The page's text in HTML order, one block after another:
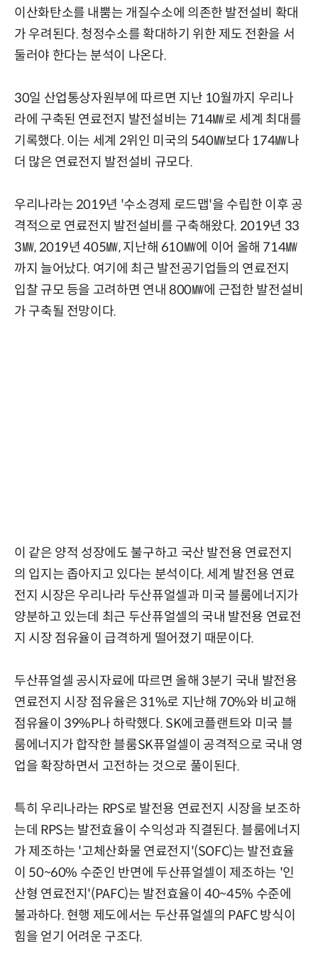
이산화탄소를 내뿜는 개질수소에 의존한 발전설비 확대
가 우려된다. 청정수소를 확대하기 위한 제도 전환을 서
둘러야 한다는 분석이 나온다.
30일 산업통상자원부에 따르면 지난 10월까지 우리나
라에 구축된 연료전지 발전설비는 714㎿로 세계 최대를
기록했다. 이는 세계 2위인 미국의 540㎿보다 174㎿나
더 많은 연료전지 발전설비 규모다.
우리나라는 2019년 '수소경제 로드맵'을 수립한 이후 공
격적으로 연료전지 발전설비를 구축해왔다. 2019년 33
3㎿, 2019년 405㎿, 지난해 610㎿에 이어 올해 714㎿
까지 늘어났다. 여기에 최근 발전공기업들의 연료전지
입찰 규모 등을 고려하면 연내 800㎿에 근접한 발전설비
가 구축될 전망이다.
이 같은 양적 성장에도 불구하고 국산 발전용 연료전지
의 입지는 좁아지고 있다는 분석이다. 세계 발전용 연료
전지 시장은 우리나라 두산퓨얼셀과 미국 블룸에너지가
양분하고 있는데 최근 두산퓨얼셀의 국내 발전용 연료전
지 시장 점유율이 급격하게 떨어졌기 때문이다.
두산퓨얼셀 공시자료에 따르면 올해 3분기 국내 발전용
연료전지 시장 점유율은 31%로 지난해 70%와 비교해
점유율이 39%P나 하락했다. SK에코플랜트와 미국 블
룸에너지가 합작한 블룸SK퓨얼셀이 공격적으로 국내 영
업을 확장하면서 고전하는 것으로 풀이된다.
특히 우리나라는 RPS로 발전용 연료전지 시장을 보조하
는데 RPS는 발전효율이 수익성과 직결된다. 블룸에너지
가 제조하는 '고체산화물 연료전지'(SOFC)는 발전효율
이 50~60% 수준인 반면에 두산퓨얼셀이 제조하는 '인
산형 연료전지'(PAFC)는 발전효율이 40~45% 수준에
불과하다. 현행 제도에서는 두산퓨얼셀의 PAFC 방식이
힘을 얻기 어려운 구조다.